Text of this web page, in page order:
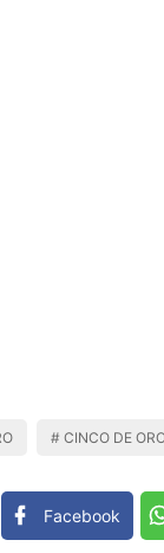
CINCO DE
Facebook